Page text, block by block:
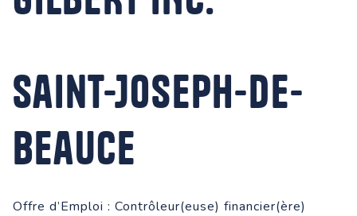
Saint-Joseph-de-
Beauce
Offre d’Emploi : Contrôleur(euse) financier(ère)